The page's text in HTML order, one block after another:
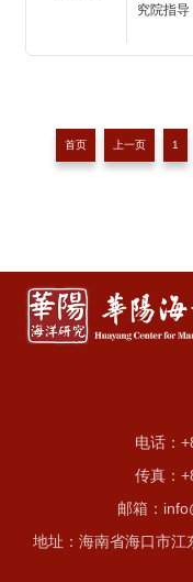
究院指
席研讨会
首页 上一页 1
电话：
传真：
邮箱：
地址：海南省海口市江